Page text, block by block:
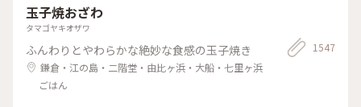
玉子焼おざわ
タマゴヤキオザワ
ふんわりとやわらかな絶妙な食感の玉子焼き
鎌倉・江の島・二階堂・由比ヶ浜・大船・七里ヶ浜
ごはん
1547